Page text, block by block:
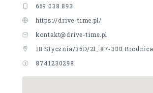
669 038 893
https://drive-time.pl/
kontakt@drive-time.pl
18 Stycznia/36D/21, 87-300 Brodnica
8741230298